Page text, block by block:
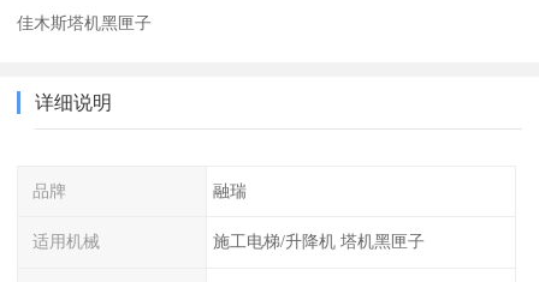
佳木斯塔机黑匣子
详细说明
品牌 融瑞
适用机械 施工电梯/升降机 塔机黑匣子